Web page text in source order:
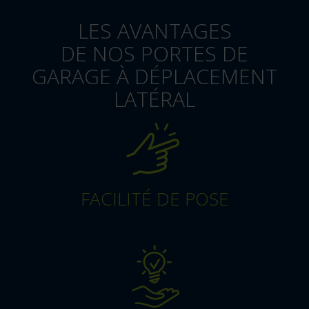
LES AVANTAGES
DE NOS PORTES DE
GARAGE À DÉPLACEMENT
LATÉRAL
FACILITÉ DE POSE